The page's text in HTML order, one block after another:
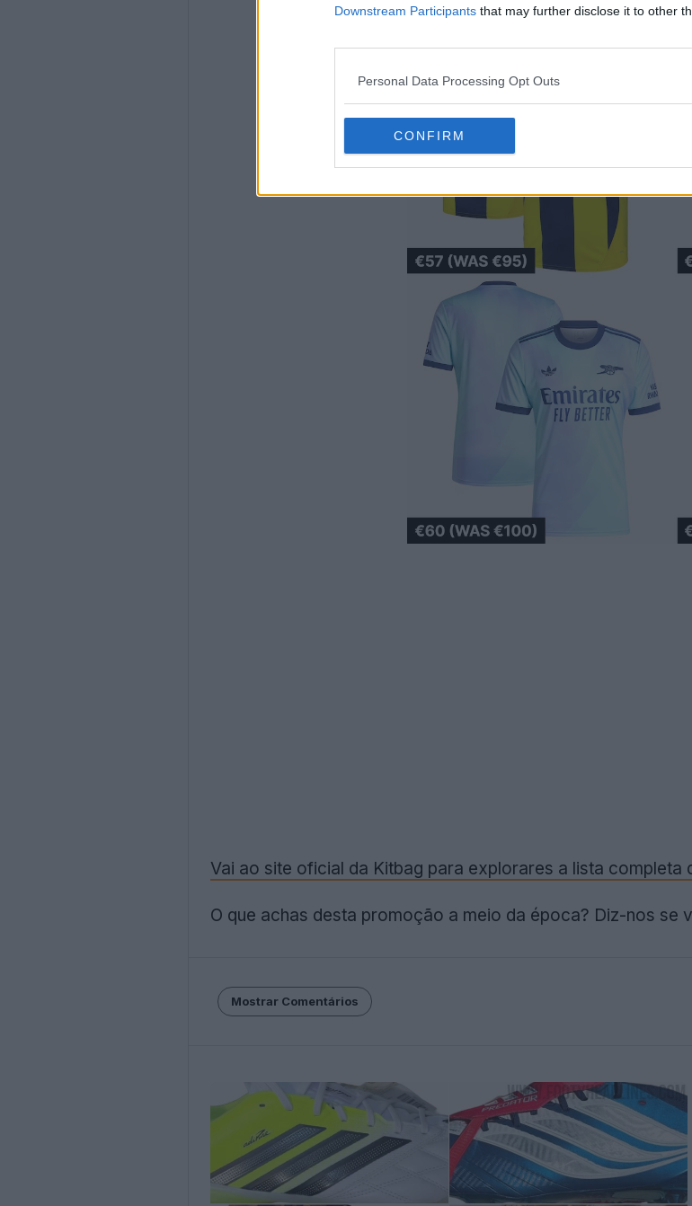
Downstream Participants that may further disclose it to other
Personal Data Processing Opt Outs
CONFIRM
Vai ao site oficial da Kitbag para explorares a lista completa
O que achas desta promoção a meio da época? Diz-nos se
Mostrar Comentários